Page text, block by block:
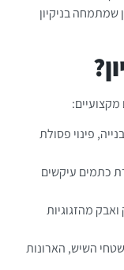
שמתמחה בניקיון
פינוי פסולת
כתמים עיקשים
מהזגוגיות
השיש, הארונות